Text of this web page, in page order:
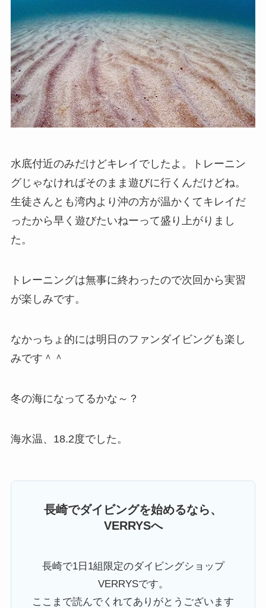
水底付近のみだけどキレイでしたよ。トレーニン
グじゃなければそのまま遊びに行くんだけどね。
生徒さんとも湾内より沖の方が温かくてキレイだ
ったから早く遊びたいねーって盛り上がりまし
た。
トレーニングは無事に終わったので次回から実習
が楽しみです。
なかっちょ的には明日のファンダイビングも楽し
みです＾＾
冬の海になってるかな～？
海水温、18.2度でした。
長崎でダイビングを始めるなら、
VERRYSへ
長崎で1日1組限定のダイビングショップ
VERRYSです。
ここまで読んでくれてありがとうございます